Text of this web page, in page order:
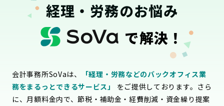
経理・労務のお悩み
で解決！
会計事務所SoVaは、
「経理・労務などのバックオフィス業
務をまるっとできるサービス」
をご提供しております。さら
に、月額料金内で、節税・補助金・経費削減・資金繰り提案